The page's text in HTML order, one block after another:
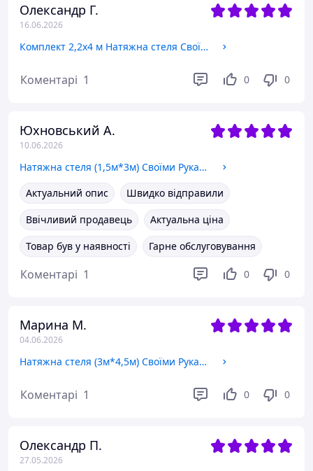
Олександр Г.
16.06.2026
Комплект 2,2х4 м Натяжна стеля Своїми Руками без теплової пушки та монтажників
Коментарі 1 0 0
Юхновський А.
10.06.2026
Натяжна стеля (1,5м*3м) Своїми Руками БІЛА ГЛЯНЦЕВА. Натяжна стеля Зроби Сам комплект №14
Актуальний опис
Швидко відправили
Ввічливий продавець
Актуальна ціна
Товар був у наявності
Гарне обслуговування
Коментарі 1 0 0
Марина М.
04.06.2026
Натяжна стеля (3м*4,5м) Своїми Руками БІЛА ГЛЯНЦЕВА. Натяжна стеля Зроби Сам комплект №41
Коментарі 1 0 0
Олександр П.
27.05.2026